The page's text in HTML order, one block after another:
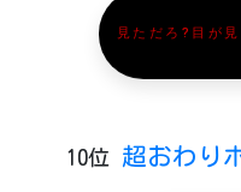
見ただろ?目が
10位 超おわり